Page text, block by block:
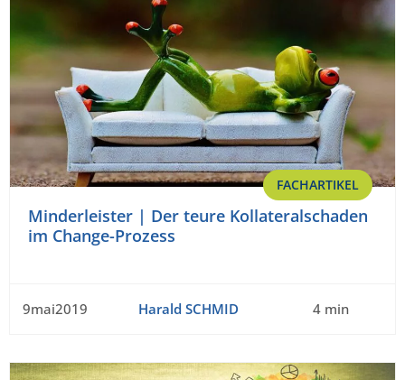
FACHARTIKEL
Minderleister | Der teure Kollateralschaden
im Change-Prozess
9mai2019 Harald SCHMID 4 min